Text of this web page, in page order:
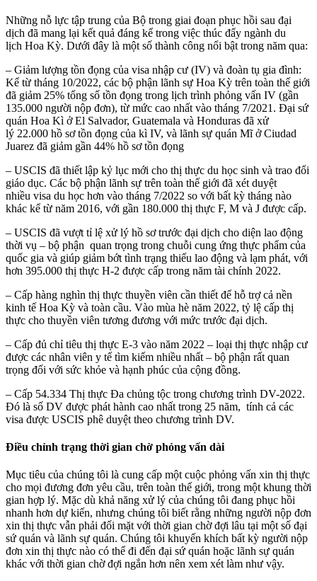
Những nỗ lực tập trung của Bộ trong giai đoạn phục hồi sau đại
dịch đã mang lại kết quả đáng kể trong việc thúc đẩy ngành du
lịch Hoa Kỳ. Dưới đây là một số thành công nổi bật trong năm qua:
– Giảm lượng tồn đọng của visa nhập cư (IV) và đoàn tụ gia đình:
Kể từ tháng 10/2022, các bộ phận lãnh sự Hoa Kỳ trên toàn thế giới
đã giảm 25% tổng số tồn đọng trong lịch trình phỏng vấn IV (gần
135.000 người nộp đơn), từ mức cao nhất vào tháng 7/2021. Đại sứ
quán Hoa Kì ở El Salvador, Guatemala và Honduras đã xử
lý 22.000 hồ sơ tồn đọng của kì IV, và lãnh sự quán Mĩ ở Ciudad
Juarez đã giảm gần 44% hồ sơ tồn đọng
– USCIS đã thiết lập kỷ lục mới cho thị thực du học sinh và trao đổi
giáo dục. Các bộ phận lãnh sự trên toàn thế giới đã xét duyệt
nhiều visa du học hơn vào tháng 7/2022 so với bất kỳ tháng nào
khác kể từ năm 2016, với gần 180.000 thị thực F, M và J được cấp.
– USCIS đã vượt tỉ lệ xử lý hồ sơ trước đại dịch cho diện lao động
thời vụ – bộ phận quan trọng trong chuỗi cung ứng thực phẩm của
quốc gia và giúp giảm bớt tình trạng thiếu lao động và lạm phát, với
hơn 395.000 thị thực H-2 được cấp trong năm tài chính 2022.
– Cấp hàng nghìn thị thực thuyền viên cần thiết để hỗ trợ cả nền
kinh tế Hoa Kỳ và toàn cầu. Vào mùa hè năm 2022, tỷ lệ cấp thị
thực cho thuyền viên tương đương với mức trước đại dịch.
– Cấp đủ chỉ tiêu thị thực E-3 vào năm 2022 – loại thị thực nhập cư
được các nhân viên y tế tìm kiếm nhiều nhất – bộ phận rất quan
trọng đối với sức khỏe và hạnh phúc của cộng đồng.
– Cấp 54.334 Thị thực Đa chủng tộc trong chương trình DV-2022.
Đó là số DV được phát hành cao nhất trong 25 năm, tính cả các
visa được USCIS phê duyệt theo chương trình DV.
Điều chỉnh trạng thời gian chờ phỏng vấn dài
Mục tiêu của chúng tôi là cung cấp một cuộc phỏng vấn xin thị thực
cho mọi đương đơn yêu cầu, trên toàn thế giới, trong một khung thời
gian hợp lý. Mặc dù khả năng xử lý của chúng tôi đang phục hồi
nhanh hơn dự kiến, nhưng chúng tôi biết rằng những người nộp đơn
xin thị thực vẫn phải đối mặt với thời gian chờ đợi lâu tại một số đại
sứ quán và lãnh sự quán. Chúng tôi khuyến khích bất kỳ người nộp
đơn xin thị thực nào có thể đi đến đại sứ quán hoặc lãnh sự quán
khác với thời gian chờ đợi ngắn hơn nên xem xét làm như vậy.